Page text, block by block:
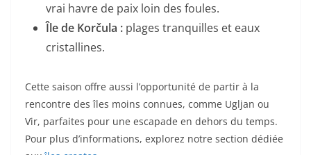
vrai havre de paix loin des foules.
Île de Korčula : plages tranquilles et eaux
cristallines.
Cette saison offre aussi l’opportunité de partir à la
rencontre des îles moins connues, comme Ugljan ou
Vir, parfaites pour une escapade en dehors du temps.
Pour plus d’informations, explorez notre section dédiée